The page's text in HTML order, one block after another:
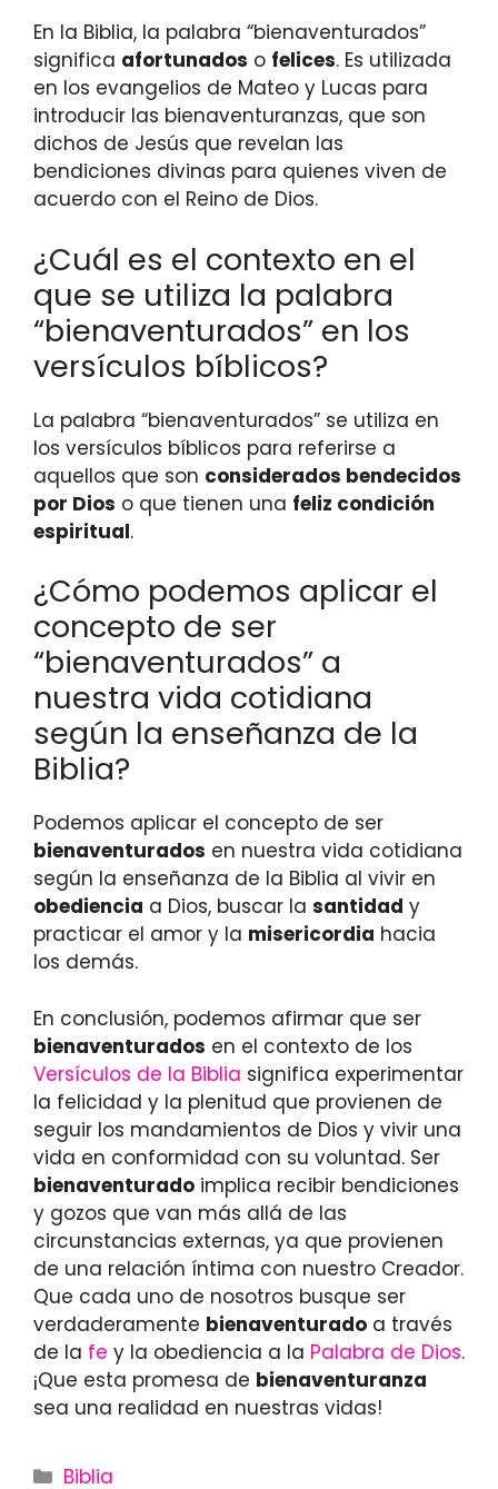
En la Biblia, la palabra “bienaventurados”
significa afortunados o felices. Es utilizada
en los evangelios de Mateo y Lucas para
introducir las bienaventuranzas, que son
dichos de Jesús que revelan las
bendiciones divinas para quienes viven de
acuerdo con el Reino de Dios.
¿Cuál es el contexto en el
que se utiliza la palabra
“bienaventurados” en los
versículos bíblicos?
La palabra “bienaventurados” se utiliza en
los versículos bíblicos para referirse a
aquellos que son considerados bendecidos
por Dios o que tienen una feliz condición
espiritual.
¿Cómo podemos aplicar el
concepto de ser
“bienaventurados” a
nuestra vida cotidiana
según la enseñanza de la
Biblia?
Podemos aplicar el concepto de ser
bienaventurados en nuestra vida cotidiana
según la enseñanza de la Biblia al vivir en
obediencia a Dios, buscar la santidad y
practicar el amor y la misericordia hacia
los demás.
En conclusión, podemos afirmar que ser
bienaventurados en el contexto de los
Versículos de la Biblia significa experimentar
la felicidad y la plenitud que provienen de
seguir los mandamientos de Dios y vivir una
vida en conformidad con su voluntad. Ser
bienaventurado implica recibir bendiciones
y gozos que van más allá de las
circunstancias externas, ya que provienen
de una relación íntima con nuestro Creador.
Que cada uno de nosotros busque ser
verdaderamente bienaventurado a través
de la fe y la obediencia a la Palabra de Dios.
¡Que esta promesa de bienaventuranza
sea una realidad en nuestras vidas!
Categories
Biblia